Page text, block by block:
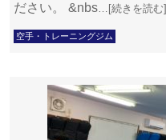
ださい。 &nbs…[続きを読む]
空手・トレーニングジム